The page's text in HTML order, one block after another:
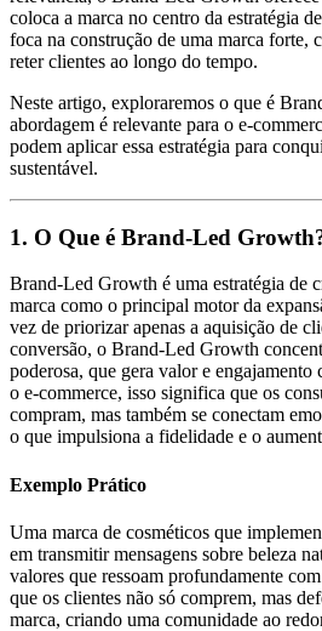
coloca a marca no centro da estratégia
foca na construção de uma marca forte,
reter clientes ao longo do tempo.
Neste artigo, exploraremos o que é
abordagem é relevante para o e-
podem aplicar essa estratégia para
sustentável.
1. O Que é Brand-Led
Brand-Led Growth é uma estratégia de
marca como o principal motor da
vez de priorizar apenas a aquisição de
conversão, o Brand-Led Growth
poderosa, que gera valor e engajamento
o e-commerce, isso significa que os
compram, mas também se conectam
o que impulsiona a fidelidade e o
Exemplo Prático
Uma marca de cosméticos que
em transmitir mensagens sobre beleza
valores que ressoam profundamente
que os clientes não só comprem, mas
marca, criando uma comunidade ao